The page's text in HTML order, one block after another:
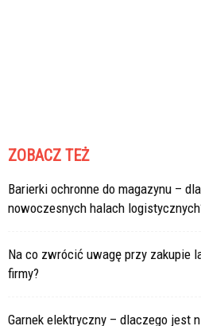
ZOBACZ TEŻ
Barierki ochronne do magazynu –
nowoczesnych halach
Na co zwrócić uwagę przy zakupie
firmy?
Garnek elektryczny – dlaczego jest